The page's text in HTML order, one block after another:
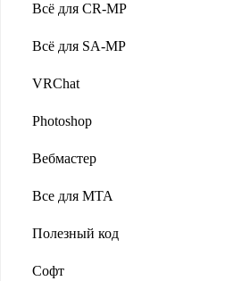
Всё для CR-MP
Всё для SA-MP
VRChat
Photoshop
Вебмастер
Все для MTA
Полезный код
Софт